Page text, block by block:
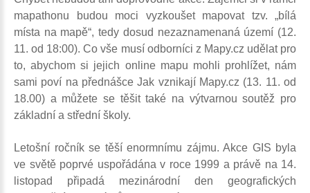
mapathonu budou moci vyzkoušet mapovat tzv. „bílá
místa na mapě“, tedy dosud nezaznamenaná území (12.
11. od 18:00). Co vše musí odborníci z Mapy.cz udělat pro
to, abychom si jejich online mapu mohli prohlížet, nám
sami poví na přednášce Jak vznikají Mapy.cz (13. 11. od
18.00) a můžete se těšit také na výtvarnou soutěž pro
základní a střední školy.
Letošní ročník se těší enormnímu zájmu. Akce GIS byla
ve světě poprvé uspořádána v roce 1999 a právě na 14.
listopad připadá mezinárodní den geografických